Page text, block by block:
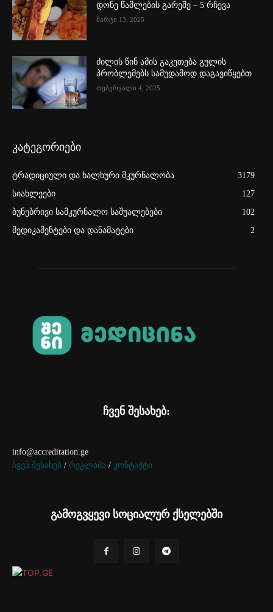
დონე წამლების გარეშე – 5 რჩევა
მარტი 13, 2025
ძილის წინ ამის გაკეთება გულის
პრობლემებს სამუდამოდ დაგავიწყებთ
თებერვალი 4, 2025
კატეგორიები
ტრადიციული და ხალხური მკურნალობა
3179
სიახლეები
127
ბუნებრივი სამკურნალო საშუალებები
102
მედიკამენტები და დანამატები
2
ჩვენ შესახებ:
info@accreditation.ge
ჩვენ შესახებ / რეკლამა / კონტაქტი
გამოგვყევი სოციალურ ქსელებში